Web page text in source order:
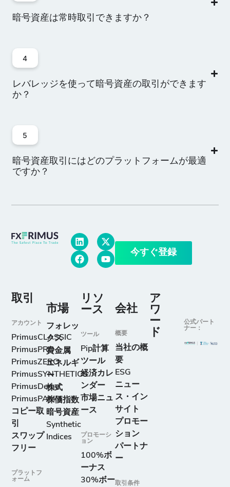
XRP/USD
テゾス対米ドル
- 17 10 50% 1000
暗号資産は常時取引できますか？
4
レバレッジを使って暗号資産の取引ができます
か？
5
暗号資産取引にはどのプラットフォームが最適
ですか？
今すぐ登録
取引
アカウント
PrimusCLASSIC
PrimusPRO
PrimusZERO
PrimusSYNTHETICS
PrimusDemo
PrimusPAMM
コピー取
引
スワップ
フリー
プラットフ
ォーム
市場
フォレッ
クス
貴金属
エネルギ
ー
株式
株価指数
暗号資産
Synthetic
Indices
リソ
ース
ツール
Pip計算
ツール
経済カレ
ンダー
市場ニュ
ース
プロモーシ
ョン
100%ボ
ーナス
30%ボー
会社
概要
当社の概
要
ESG
ニュー
ス・イン
サイト
プロモー
ション
パートナ
ー
取引条件
ア
ワ
ー
ド
公式パート
ナー：